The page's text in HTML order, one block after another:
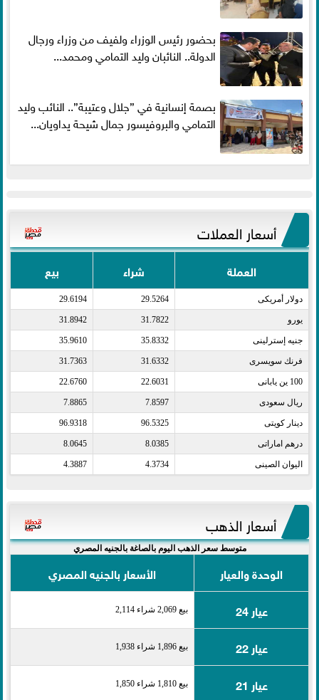
بحضور رئيس الوزراء ولفيف من وزراء ورجال
الدولة.. النائبان وليد التمامي ومحمد...
بصمة إنسانية في ”جلال وعتيبة”.. النائب وليد
التمامي والبروفيسور جمال شيحة يداويان...
أسعار العملات
العملة شراء بيع
دولار أمريكى​ 29.5264
29.6194
يورو​ 31.7822
31.8942
جنيه إسترلينى​ 35.8332
35.9610
فرنك سويسرى​ 31.6332
31.7363
100 ين يابانى​ 22.6031
22.6760
ريال سعودى​ 7.8597
7.8865
دينار كويتى​ 96.5325
96.9318
درهم اماراتى​ 8.0385
8.0645
اليوان الصينى​ 4.3734
4.3887
أسعار الذهب
متوسط سعر الذهب اليوم بالصاغة بالجنيه المصري
الوحدة والعيار
الأسعار بالجنيه المصري
عيار 24
بيع 2,069 شراء 2,114
عيار 22 بيع 1,896 شراء 1,938
عيار 21 بيع 1,810 شراء 1,850